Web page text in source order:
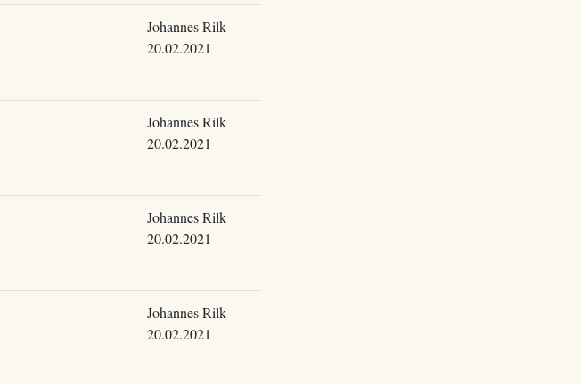
Johannes Rilk
20.02.2021
Johannes Rilk
20.02.2021
Johannes Rilk
20.02.2021
Johannes Rilk
20.02.2021